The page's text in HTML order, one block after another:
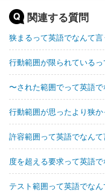
関連する質問
狭まるって英語でなんて言
行動範囲が限られている
〜された範囲でって英語で
行動範囲が思ったより狭
許容範囲って英語でなんて
度を超える要求って英語
テスト範囲って英語でなん